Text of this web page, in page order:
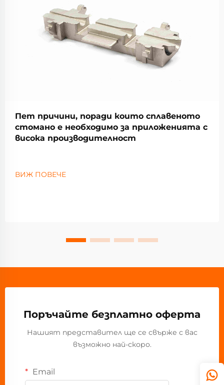
Пет причини, поради които сплавеното
стомано е необходимо за приложенията с
висока производителност
ВИЖ ПОВЕЧЕ
Поръчайте безплатно оферта
Нашият представител ще се свърже с вас
възможно най-скоро.
Email